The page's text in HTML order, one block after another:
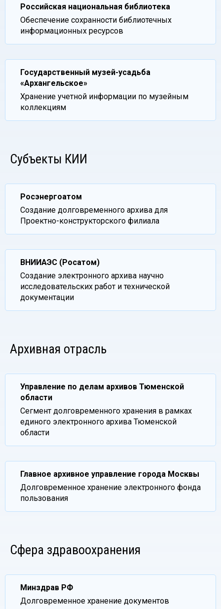
Российская национальная библиотека
Обеспечение сохранности библиотечных
информационных ресурсов
Государственный музей-усадьба
«Архангельское»
Хранение учетной информации по музейным
коллекциям
Субъекты КИИ
Росэнергоатом
Создание долговременного архива для
Проектно-конструкторского филиала
ВНИИАЭС (Росатом)
Создание электронного архива научно
исследовательских работ и технической
документации
Архивная отрасль
Управление по делам архивов Тюменской
области
Сегмент долговременного хранения в рамках
единого электронного архива Тюменской
области
Главное архивное управление города Москвы
Долговременное хранение электронного фонда
пользования
Сфера здравоохранения
Минздрав РФ
Долговременное хранение документов